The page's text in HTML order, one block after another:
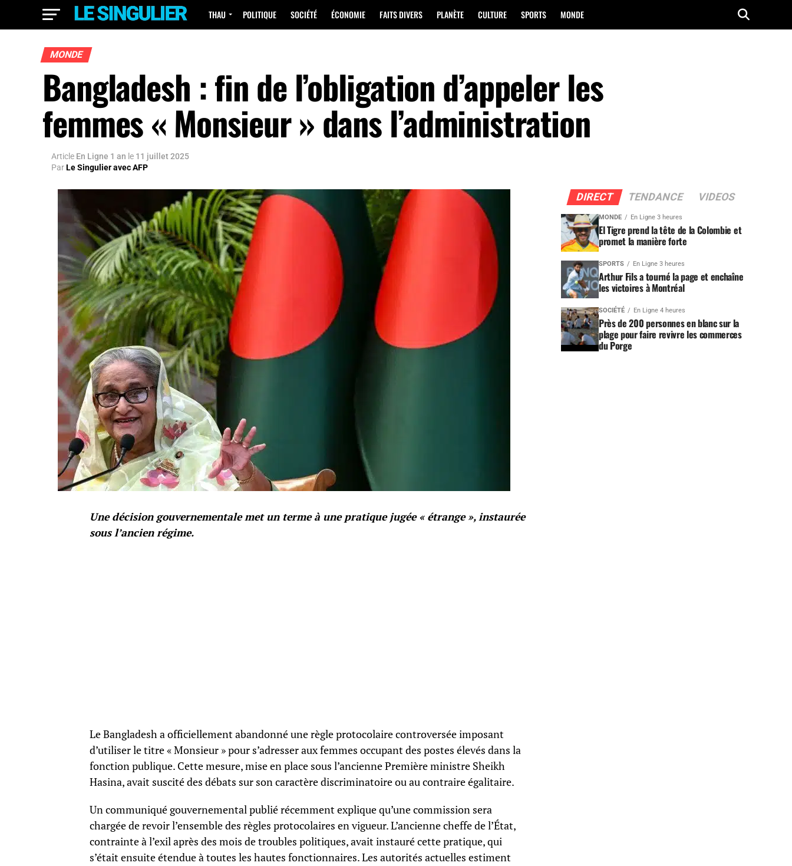
THAU POLITIQUE SOCIÉTÉ ÉCONOMIE FAITS DIVERS PLANÈTE CULTURE SPORTS MONDE
MONDE
Bangladesh : fin de l’obligation d’appeler les
femmes « Monsieur » dans l’administration
Article En Ligne 1 an le 11 juillet 2025
ParLe Singulier avec AFP
Une décision gouvernementale met un terme à une pratique jugée « étrange », instaurée
sous l’ancien régime.
Le Bangladesh a officiellement abandonné une règle protocolaire controversée imposant
d’utiliser le titre « Monsieur » pour s’adresser aux femmes occupant des postes élevés dans la
fonction publique. Cette mesure, mise en place sous l’ancienne Première ministre Sheikh
Hasina, avait suscité des débats sur son caractère discriminatoire ou au contraire égalitaire.
Un communiqué gouvernemental publié récemment explique qu’une commission sera
chargée de revoir l’ensemble des règles protocolaires en vigueur. L’ancienne cheffe de l’État,
contrainte à l’exil après des mois de troubles politiques, avait instauré cette pratique, qui
s’était ensuite étendue à toutes les hautes fonctionnaires. Les autorités actuelles estiment
DIRECT TENDANCE VIDEOS
MONDE En Ligne 3 heures
El Tigre prend la tête de la Colombie et
promet la manière forte
SPORTS En Ligne 3 heures
Arthur Fils a tourné la page et enchaîne
les victoires à Montréal
SOCIÉTÉ En Ligne 4 heures
Près de 200 personnes en blanc sur la
plage pour faire revivre les commerces
du Porge